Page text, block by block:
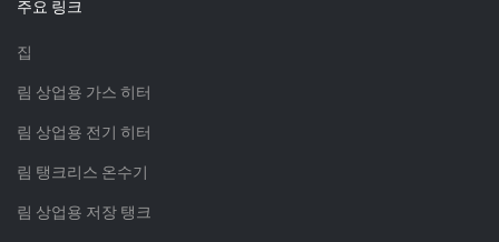
주요 링크
집
림 상업용 가스 히터
림 상업용 전기 히터
림 탱크리스 온수기
림 상업용 저장 탱크